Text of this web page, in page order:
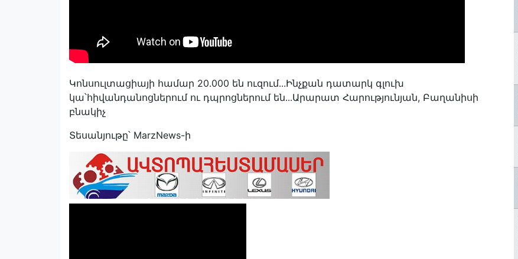
Կոնսուլտացիայի համար 20.000 են ուզում․․.Ինչքան դատարկ գլուխ
կա՝հիվանդանոցներում ու դպրոցներում են․․․Արարատ Հարությունյան, Բաղանիսի
բնակիչ
Տեսանյութը՝ MarzNews-ի